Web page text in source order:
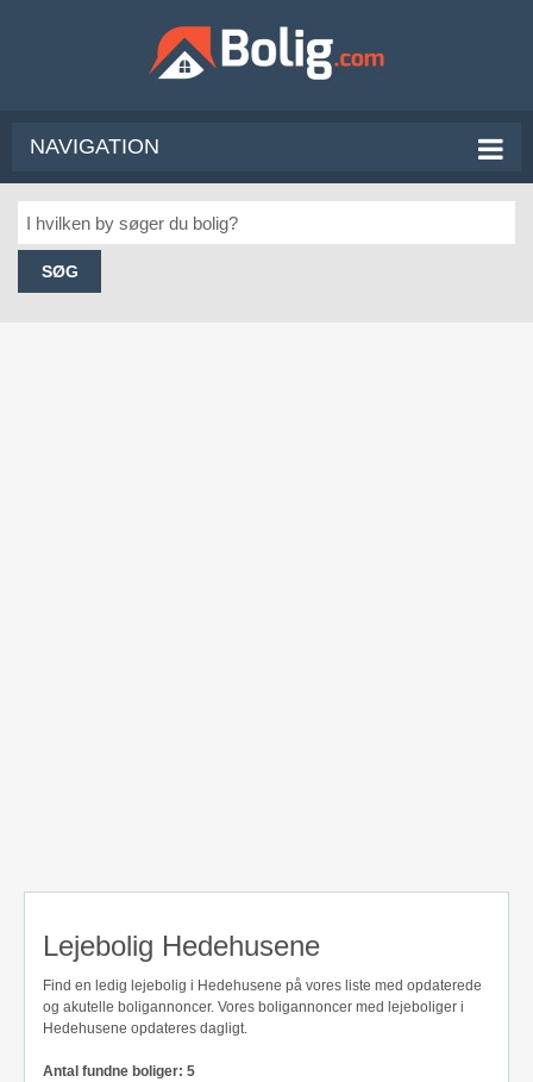
NAVIGATION
SØG
Lejebolig Hedehusene
Find en ledig lejebolig i Hedehusene på vores liste med opdaterede
og akutelle boligannoncer. Vores boligannoncer med lejeboliger i
Hedehusene opdateres dagligt.
Antal fundne boliger: 5